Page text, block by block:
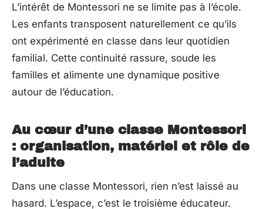
L’intérêt de Montessori ne se limite pas à l’école.
Les enfants transposent naturellement ce qu’ils
ont expérimenté en classe dans leur quotidien
familial. Cette continuité rassure, soude les
familles et alimente une dynamique positive
autour de l’éducation.
Au cœur d’une classe Montessori
: organisation, matériel et rôle de
l’adulte
Dans une classe Montessori, rien n’est laissé au
hasard. L’espace, c’est le troisième éducateur.